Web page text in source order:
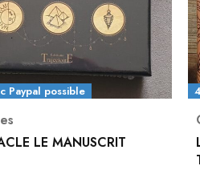
Paypal possible
DES ANIMAUX